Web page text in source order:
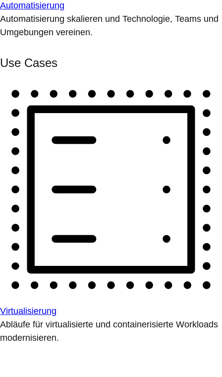
Automatisierung
Automatisierung skalieren und Technologie, Teams und
Umgebungen vereinen.
Use Cases
Virtualisierung
Abläufe für virtualisierte und containerisierte Workloads
modernisieren.